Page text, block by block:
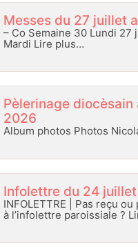
Messes du 27 juillet
– Co Semaine 30 Lundi 27
Mardi Lire plus…
Pèlerinage diocèsain
2026
Album photos Photos
Infolettre du 24
INFOLETTRE | Pas reçu
à l’infolettre paroissiale ?